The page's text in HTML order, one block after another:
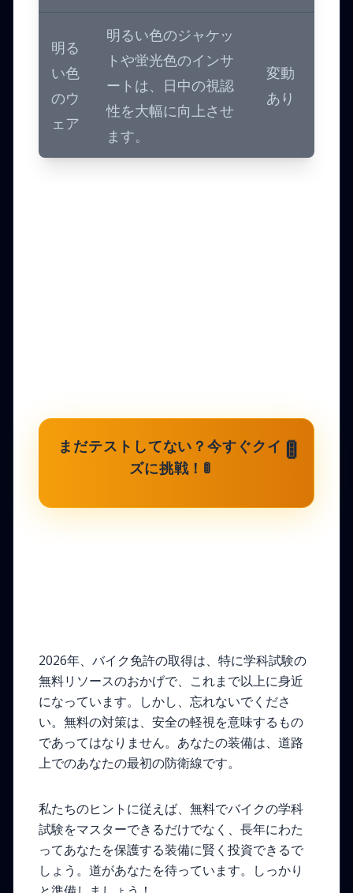
明る
い色
のウ
ェア
明るい色のジャケッ
トや蛍光色のインサ
ートは、日中の視認
性を大幅に向上させ
ます。
変動
あり
まだテストしてない？今すぐクイ
ズに挑戦！🚦
🚦
2026年、バイク免許の取得は、特に学科試験の
無料リソースのおかげで、これまで以上に身近
になっています。しかし、忘れないでくださ
い。無料の対策は、安全の軽視を意味するもの
であってはなりません。あなたの装備は、道路
上でのあなたの最初の防衛線です。
私たちのヒントに従えば、無料でバイクの学科
試験をマスターできるだけでなく、長年にわた
ってあなたを保護する装備に賢く投資できるで
しょう。道があなたを待っています。しっかり